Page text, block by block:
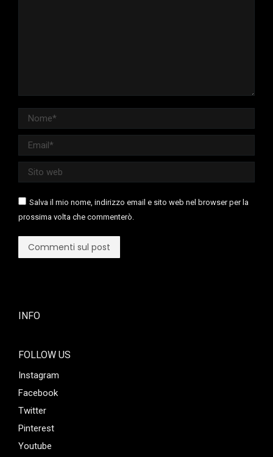
Nome *
Email *
Sito web
Salva il mio nome, indirizzo email e sito web nel browser per la
prossima volta che commenterò.
Commenti sul post
INFO
FOLLOW US
Instagram
Facebook
Twitter
Pinterest
Youtube